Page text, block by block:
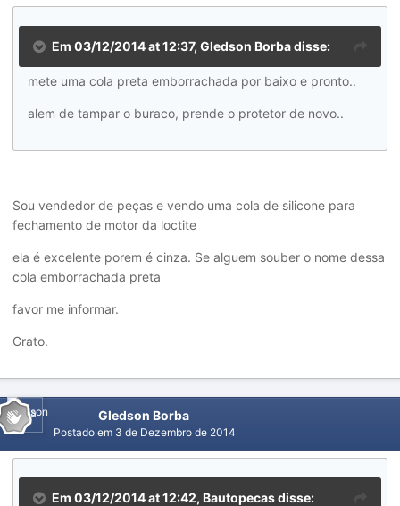
Em 03/12/2014 at 12:37, Gledson Borba disse:
mete uma cola preta emborrachada por baixo e pronto..
alem de tampar o buraco, prende o protetor de novo..
Sou vendedor de peças e vendo uma cola de silicone para
fechamento de motor da loctite
ela é excelente porem é cinza. Se alguem souber o nome dessa
cola emborrachada preta
favor me informar.
Grato.
Gledson Borba
Postado em 3 de Dezembro de 2014
Em 03/12/2014 at 12:42, Bautopecas disse: